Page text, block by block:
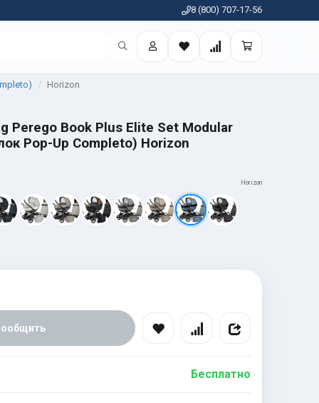
8 (800) 707-17-56
Horizon
Perego Book Plus Elite Set Modular
Pop-Up Completo) Horizon
Horizon
Бесплатно